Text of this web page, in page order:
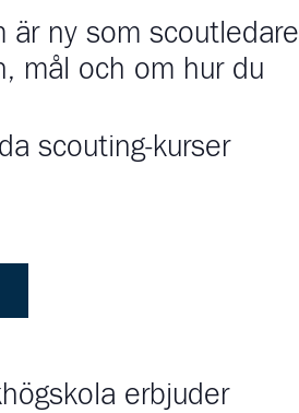
är ny som scoutledare
mål och om hur du
scouting-kurser
erbjuder